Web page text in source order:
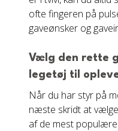
ofte fingeren på
gaveønsker og
Vælg den rette
legetøj til
Når du har styr på
næste skridt at
af de mest populære